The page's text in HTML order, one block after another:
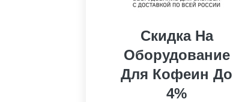
Скидка На
Оборудование
Для Кофеин До
4%